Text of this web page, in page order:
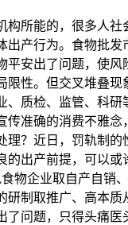
所能的，很多人社
产行为。食物批发
安出了问题，使
性。但交叉堆叠现
质检、监管、科
准确的消费不雅
？近日，罚轨制
出产前提，可以
物企业取自产自销
制取推广、高本
问题，只得头痛